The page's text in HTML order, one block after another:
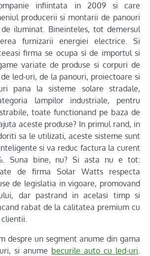
infiintata in 2009 si care
producerii si montarii de panouri
iluminat. Bineinteles, tot demersul
furnizarii energiei electrice. Si
firma se ocupa si de importul si
variate de produse si corpuri de
led-uri, de la panouri, proiectoare si
pana la sisteme solare stradale,
lampilor industriale, pentru
toate functionand pe baza de
aceste produse? In primul rand, in
sa le utilizati, aceste sisteme sunt
si va reduc factura la curent
Suna bine, nu? Si asta nu e tot:
de firma Solar Watts respecta
de legislatia in vigoare, promovand
dar pastrand in acelasi timp si
rabat de la calitatea premium cu
despre un segment anume din gama
si anume becurile auto cu led-uri.